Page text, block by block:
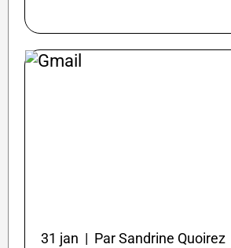
31 jan | Par Sandrine Quoirez